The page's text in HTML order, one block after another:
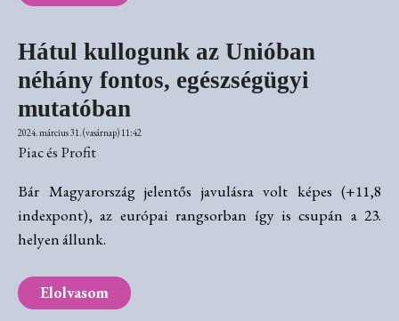
Hátul kullogunk az Unióban
néhány fontos, egészségügyi
mutatóban
2024. március 31. (vasárnap) 11:42
Piac és Profit
Bár Magyarország jelentős javulásra volt képes (+11,8
indexpont), az európai rangsorban így is csupán a 23.
helyen állunk.
Elolvasom